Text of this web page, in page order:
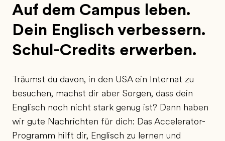
Auf dem Campus leben.
Dein Englisch verbessern.
Schul-Credits erwerben.
Träumst du davon, in den USA ein Internat zu
besuchen, machst dir aber Sorgen, dass dein
Englisch noch nicht stark genug ist? Dann haben
wir gute Nachrichten für dich: Das Accelerator-
Programm hilft dir, Englisch zu lernen und